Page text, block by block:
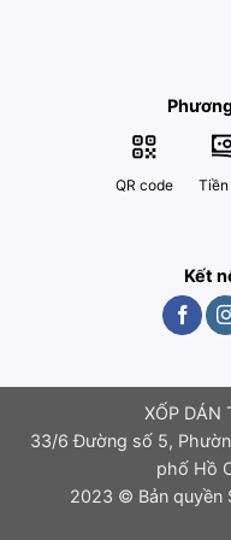
QR code Tiền
Kết
XỐP DÁN
33/6 Đường số 5,
phố Hồ
2023 © Bản quyền